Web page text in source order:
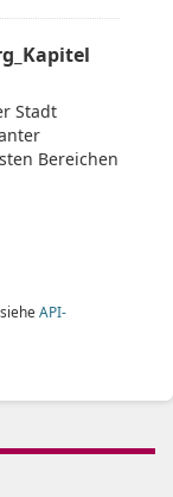
Stadt
Bereichen
API-